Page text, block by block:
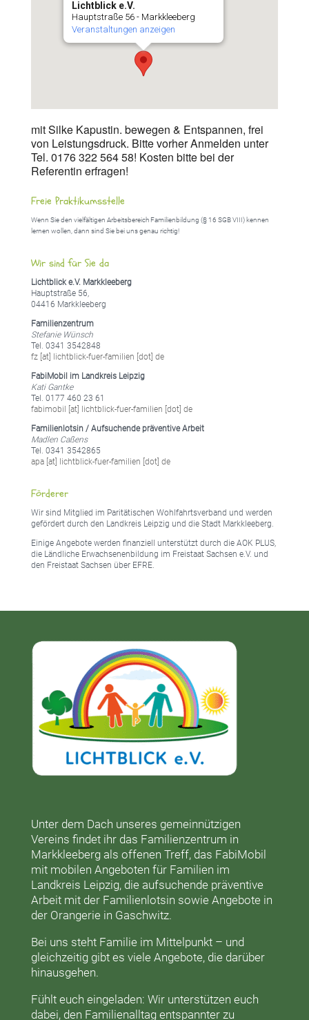
Lichtblick e.V.
Hauptstraße 56 - Markkleeberg
Veranstaltungen anzeigen
mit Silke Kapustin. bewegen & Entspannen, frei
von Leistungsdruck. Bitte vorher Anmelden unter
Tel. 0176 322 564 58! Kosten bitte bei der
Referentin erfragen!
Freie Praktikumsstelle
Wenn Sie den vielfältigen Arbeitsbereich Familienbildung (§ 16 SGB VIII) kennen
lernen wollen, dann sind Sie bei uns genau richtig!
Wir sind für Sie da
Lichtblick e.V. Markkleeberg
Hauptstraße 56,
04416 Markkleeberg
Familienzentrum
Stefanie Wünsch
Tel. 0341 3542848
fz [at] lichtblick-fuer-familien [dot] de
FabiMobil im Landkreis Leipzig
Kati Gantke
Tel. 0177 460 23 61
fabimobil [at] lichtblick-fuer-familien [dot] de
Familienlotsin / Aufsuchende präventive Arbeit
Madlen Caßens
Tel. 0341 3542865
apa [at] lichtblick-fuer-familien [dot] de
Förderer
Wir sind Mitglied im Paritätischen Wohlfahrtsverband und werden
gefördert durch den Landkreis Leipzig und die Stadt Markkleeberg.
Einige Angebote werden finanziell unterstützt durch die AOK PLUS,
die Ländliche Erwachsenenbildung im Freistaat Sachsen e.V. und
den Freistaat Sachsen über EFRE.
Unter dem Dach unseres gemeinnützigen
Vereins findet ihr das Familienzentrum in
Markkleebergals offenen Treff, das FabiMobil
mit mobilen Angeboten für Familien im
Landkreis Leipzig, die aufsuchende präventive
Arbeit mit der Familienlotsin sowie Angebote in
der Orangeriein Gaschwitz.
Bei uns steht Familie im Mittelpunkt – und
gleichzeitig gibt es viele Angebote, die darüber
hinausgehen.
Fühlt euch eingeladen: Wir unterstützen euch
dabei, den Familienalltag entspannter zu